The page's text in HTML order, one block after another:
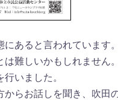
あると言われています。
難しいかもしれません。
いました。
らお話しを聞き、吹田